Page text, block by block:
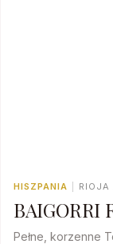
HISZPANIA RIOJA
BAIGORRI
Pełne, korzenne